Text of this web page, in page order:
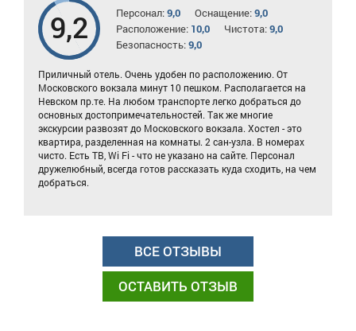
9,2 Персонал:9,0 Оснащение:9,0
Расположение: 10,0 Чистота:9,0
Безопасность:9,0
Приличный отель. Очень удобен по расположению. От
Московского вокзала минут 10 пешком. Располагается на
Невском пр.те. На любом транспорте легко добраться до
основных достопримечательностей. Так же многие
экскурсии развозят до Московского вокзала. Хостел - это
квартира, разделенная на комнаты. 2 сан-узла. В номерах
чисто. Есть ТВ, Wi Fi - что не указано на сайте. Персонал
дружелюбный, всегда готов рассказать куда сходить, на чем
добраться.
ВСЕ ОТЗЫВЫ
ОСТАВИТЬ ОТЗЫВ